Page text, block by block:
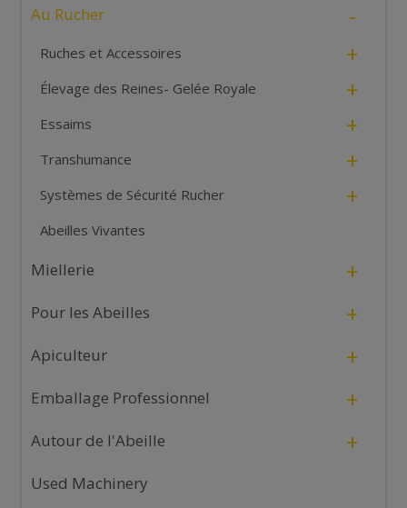
Au Rucher -
Ruches et Accessoires +
Élevage des Reines- Gelée Royale +
Essaims +
Transhumance +
Systèmes de Sécurité Rucher +
Abeilles Vivantes
Miellerie +
Pour les Abeilles +
Apiculteur +
Emballage Professionnel +
Autour de l'Abeille +
Used Machinery